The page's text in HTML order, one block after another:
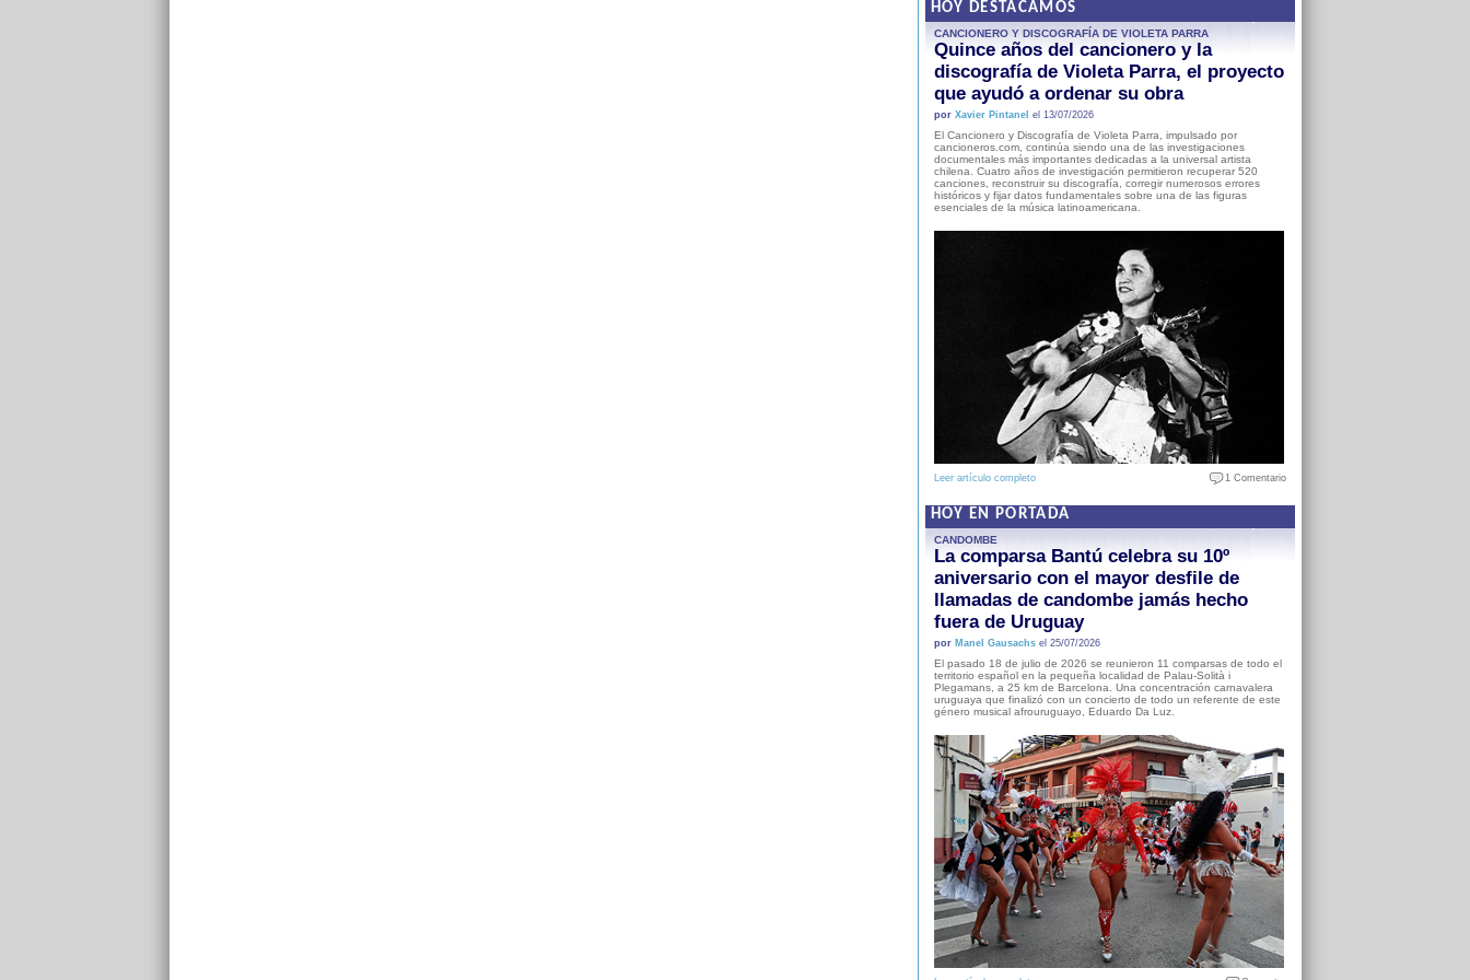
HOY DESTACAMOS
CANCIONERO Y DISCOGRAFÍA DE VIOLETA PARRA
Quince años del cancionero y la
discografía de Violeta Parra, el proyecto
que ayudó a ordenar su obra
por Xavier Pintanel el 13/07/2026
El Cancionero y Discografía de Violeta Parra, impulsado por
cancioneros.com, continúa siendo una de las investigaciones
documentales más importantes dedicadas a la universal artista
chilena. Cuatro años de investigación permitieron recuperar 520
canciones, reconstruir su discografía, corregir numerosos errores
históricos y fijar datos fundamentales sobre una de las figuras
esenciales de la música latinoamericana.
Leer artículo completo 1 Comentario
HOY EN PORTADA
CANDOMBE
La comparsa Bantú celebra su 10º
aniversario con el mayor desfile de
llamadas de candombe jamás hecho
fuera de Uruguay
por Manel Gausachsel 25/07/2026
El pasado 18 de julio de 2026 se reunieron 11 comparsas de todo el
territorio español en la pequeña localidad de Palau-Solità i
Plegamans, a 25 km de Barcelona. Una concentración carnavalera
uruguaya que finalizó con un concierto de todo un referente de este
género musical afrouruguayo, Eduardo Da Luz.